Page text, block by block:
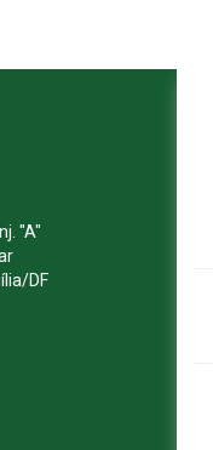
"A"
DF